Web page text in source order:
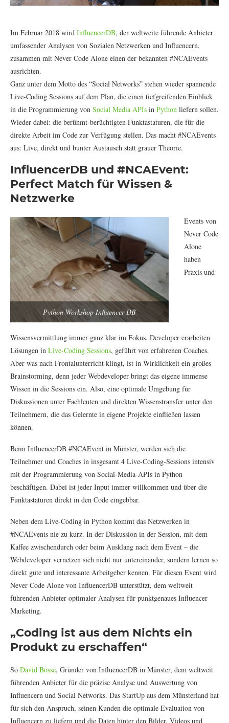
Im Februar 2018 wird InfluencerDB, der weltweite führende Anbieter
umfassender Analysen von Sozialen Netzwerken und Influencern,
zusammen mit Never Code Alone einen der bekannten #NCAEvents
ausrichten.
Ganz unter dem Motto des “Social Networks” stehen wieder spannende
Live-Coding Sessions auf dem Plan, die einen tiefgreifenden Einblick
in die Programmierung von Social Media APIs in Python liefern sollen.
Wieder dabei: die berühmt-berüchtigten Funktastaturen, die für die
direkte Arbeit im Code zur Verfügung stellen. Das macht #NCAEvents
aus: Live, direkt und bunter Austausch statt grauer Theorie.
InfluencerDB und #NCAEvent:
Perfect Match für Wissen &
Netzwerke
Python Workshop Influencer DB
Events von
Never Code
Alone
haben
Praxis und
Wissensvermittlung immer ganz klar im Fokus. Developer erarbeiten
Lösungen in Live-Coding Sessions, geführt von erfahrenen Coaches.
Aber was nach Frontalunterricht klingt, ist in Wirklichkeit ein großes
Brainstorming, denn jeder Webdeveloper bringt das eigene immense
Wissen in die Sessions ein. Also, eine optimale Umgebung für
Diskussionen unter Fachleuten und direkten Wissenstransfer unter den
Teilnehmern, die das Gelernte in eigene Projekte einfließen lassen
können.
Beim InfluencerDB #NCAEvent in Münster, werden sich die
Teilnehmer und Coaches in insgesamt 4 Live-Coding-Sessions intensiv
mit der Programmierung von Social-Media-APIs in Python
beschäftigen. Dabei ist jeder Input immer willkommen und über die
Funktastaturen direkt in den Code eingebbar.
Neben dem Live-Coding in Python kommt das Netzwerken in
#NCAEvents nie zu kurz. In der Diskussion in der Session, mit dem
Kaffee zwischendurch oder beim Ausklang nach dem Event – die
Webdeveloper vernetzen sich nicht nur untereinander, sondern lernen so
direkt gute und interessante Arbeitgeber kennen. Für diesen Event wird
Never Code Alone von InfluencerDB unterstützt, dem weltweit
führenden Anbieter optimaler Analysen für punktgenaues Influencer
Marketing.
„Coding ist aus dem Nichts ein
Produkt zu erschaffen“
So David Bosse, Gründer von InfluencerDB in Münster, dem weltweit
führenden Anbieter für die präzise Analyse und Auswertung von
Influencern und Social Networks. Das StartUp aus dem Münsterland hat
für sich den Anspruch, seinen Kunden die optimale Evaluation von
Influencern zu liefern und die Daten hinter den Bilder, Videos und